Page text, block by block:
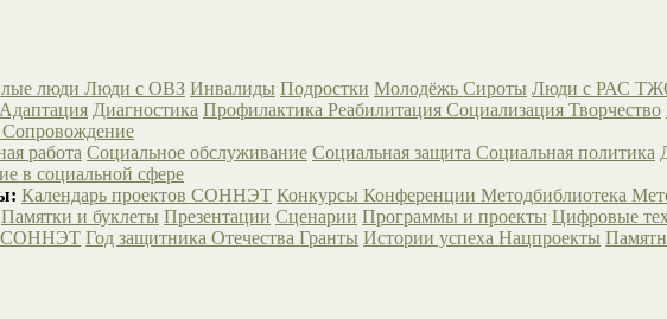
люди Люди с ОВЗ Инвалиды Подростки Молодёжь Сироты Люди с РАС
Адаптация Диагностика Профилактика Реабилитация Социализация Творчество
Сопровождение
работа Социальное обслуживание Социальная защита Социальная политика
в социальной сфере
Календарь проектов СОННЭТ Конкурсы Конференции Методбиблиотека
Памятки и буклеты Презентации Сценарии Программы и проекты Цифровые
СОННЭТ Год защитника ОтечестваГранты Истории успехаНацпроекты